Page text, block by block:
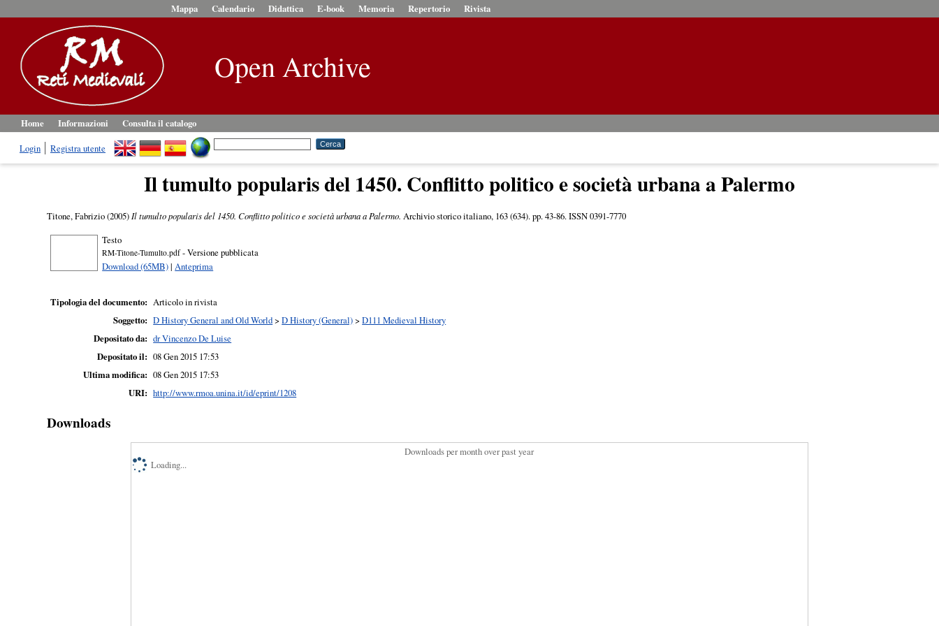
Mappa Calendario Didattica E-book Memoria Repertorio Rivista
Open Archive
Home Informazioni
Consulta il catalogo
Login
Registra utente
Il tumulto popularis del 1450. Conflitto politico e società urbana a Palermo
Titone, Fabrizio(2005)Il tumulto popularis del 1450. Conflitto politico e società urbana a Palermo. Archivio storico italiano, 163 (634). pp. 43-86. ISSN 0391-7770
Testo
RM-Titone-Tumulto.pdf- Versione pubblicata
Download (65MB)| Anteprima
Tipologia del documento: Articolo in rivista
Soggetto: D History General and Old World>D History (General)>D111 Medieval History
Depositato da: dr Vincenzo De Luise
Depositato il: 08 Gen 2015 17:53
Ultima modifica: 08 Gen 2015 17:53
URI: http://www.rmoa.unina.it/id/eprint/1208
Downloads
Downloads per month over past year
Loading...